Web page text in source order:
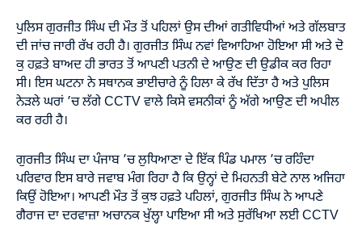
ਪੁਲਿਸ ਗੁਰਜੀਤ ਸਿੰਘ ਦੀ ਮੌਤ ਤੋਂ ਪਹਿਲਾਂ ਉਸ ਦੀਆਂ ਗਤੀਵਿਧੀਆਂ ਅਤੇ ਗੱਲਬਾਤ
ਦੀ ਜਾਂਚ ਜਾਰੀ ਰੱਖ ਰਹੀ ਹੈ। ਗੁਰਜੀਤ ਸਿੰਘ ਨਵਾਂ ਵਿਆਹਿਆ ਹੋਇਆ ਸੀ ਅਤੇ ਦੋ
ਕੁ ਹਫ਼ਤੇ ਬਾਅਦ ਹੀ ਭਾਰਤ ਤੋਂ ਆਪਣੀ ਪਤਨੀ ਦੇ ਆਉਣ ਦੀ ਉਡੀਕ ਕਰ ਰਿਹਾ
ਸੀ। ਇਸ ਘਟਨਾ ਨੇ ਸਥਾਨਕ ਭਾਈਚਾਰੇ ਨੂੰ ਹਿਲਾ ਕੇ ਰੱਖ ਦਿੱਤਾ ਹੈ ਅਤੇ ਪੁਲਿਸ
ਨੇੜਲੇ ਘਰਾਂ ’ਚ ਲੱਗੇ CCTV ਵਾਲੇ ਕਿਸੇ ਵਸਨੀਕਾਂ ਨੂੰ ਅੱਗੇ ਆਉਣ ਦੀ ਅਪੀਲ
ਕਰ ਰਹੀ ਹੈ।
ਗੁਰਜੀਤ ਸਿੰਘ ਦਾ ਪੰਜਾਬ ’ਚ ਲੁਧਿਆਣਾ ਦੇ ਇੱਕ ਪਿੰਡ ਪਮਾਲ ’ਚ ਰਹਿੰਦਾ
ਪਰਿਵਾਰ ਇਸ ਬਾਰੇ ਜਵਾਬ ਮੰਗ ਰਿਹਾ ਹੈ ਕਿ ਉਨ੍ਹਾਂ ਦੇ ਮਿਹਨਤੀ ਬੇਟੇ ਨਾਲ ਅਜਿਹਾ
ਕਿਉਂ ਹੋਇਆ। ਆਪਣੀ ਮੌਤ ਤੋਂ ਕੁਝ ਹਫ਼ਤੇ ਪਹਿਲਾਂ, ਗੁਰਜੀਤ ਸਿੰਘ ਨੇ ਆਪਣੇ
ਗੈਰਾਜ ਦਾ ਦਰਵਾਜ਼ਾ ਅਚਾਨਕ ਖੁੱਲ੍ਹਾ ਪਾਇਆ ਸੀ ਅਤੇ ਸੁਰੱਖਿਆ ਲਈ CCTV